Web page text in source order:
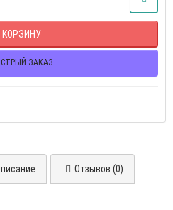
КОРЗИНУ
ЗАКАЗ
Отзывов (0)